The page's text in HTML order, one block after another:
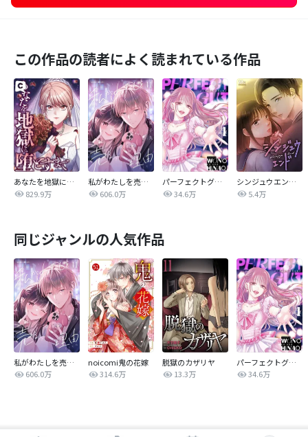
この作品の読者によく読まれている作品
あなたを地獄に堕とすまで
829.9万
私がわたしを売る理由
606.0万
パーフェクトグリッター
34.6万
シンジュウエンド【タテヨミ】
5.4万
同じジャンルの人気作品
私がわたしを売る理由
606.0万
noicomi鬼の花嫁
314.6万
脱獄のカザリヤ
13.3万
パーフェクトグリッター
34.6万